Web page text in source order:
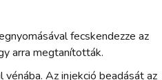
fecskendezze az
arra megtanították.
Az injekció beadását az